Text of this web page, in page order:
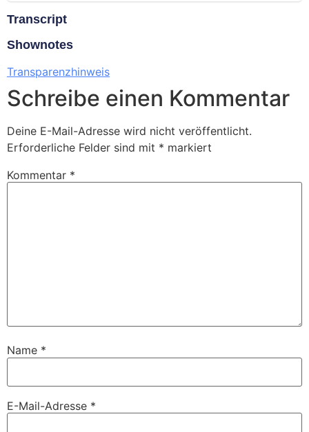
Transcript
Shownotes
Transparenzhinweis
Schreibe einen Kommentar
Deine E-Mail-Adresse wird nicht veröffentlicht.
Erforderliche Felder sind mit * markiert
Kommentar *
Name *
E-Mail-Adresse *